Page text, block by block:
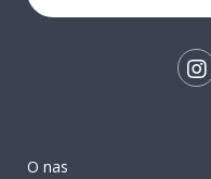
O nas